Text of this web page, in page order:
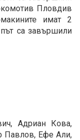
Пловдив
имат 2
са завършили
Адриан Кова,
Павлов, Ефе Али,